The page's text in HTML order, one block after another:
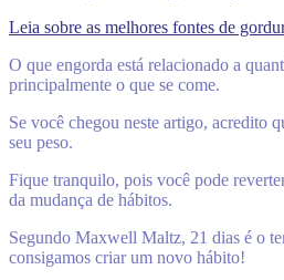
Leia sobre as melhores fontes de
O que engorda está relacionado a
principalmente o que se come.
Se você chegou neste artigo, acredito
seu peso.
Fique tranquilo, pois você pode
da mudança de hábitos.
Segundo Maxwell Maltz, 21 dias é o
consigamos criar um novo hábito!